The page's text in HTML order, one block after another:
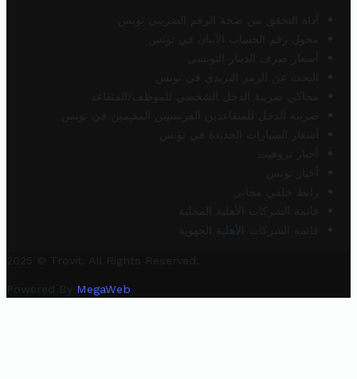
أداة التحقق من صحة الرقم الضريبي تونس
محول رقم الحساب الآيبان في تونس
أسعار صرف الدينار التونسي
البحث عن الرمز البريدي في تونس
محاكي ضريبة الدخل الشخصي للموظف/المتقاعد
ضريبة الدخل للمتقاعدين الفرنسيين المقيمين في تونس
أسعار السيارات الجديدة في تونس
أخبار تروفيت
أخبار تونس
رابط خلفي مجاني
قائمة الشركات الأهلية المحلية
قائمة الشركات الأهلية الجهوية
2025 © Trovit. All Rights Reserved.
Powered By MegaWeb